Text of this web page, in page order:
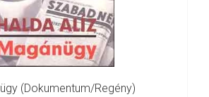
(dokumentum/regény)